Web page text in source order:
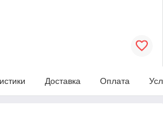
Доставка Оплата